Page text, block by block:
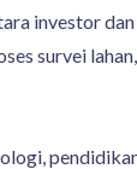
investor
survei